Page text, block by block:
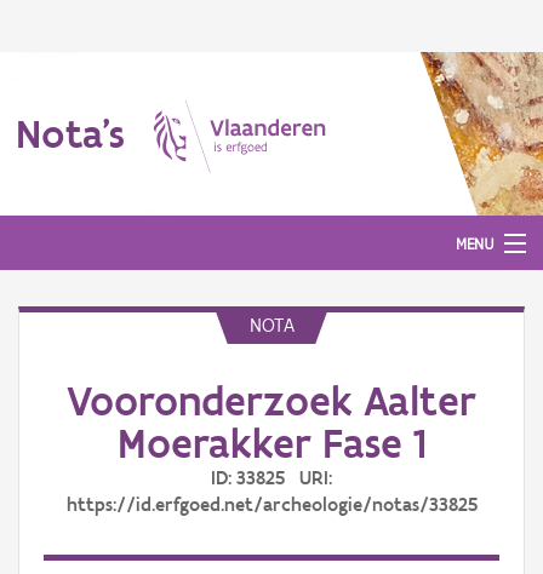
Nota's
MENU
Aanmelden
NOTA
Vooronderzoek Aalter
Moerakker Fase 1
ID: 33825 URI:
https://id.erfgoed.net/archeologie/notas/33825